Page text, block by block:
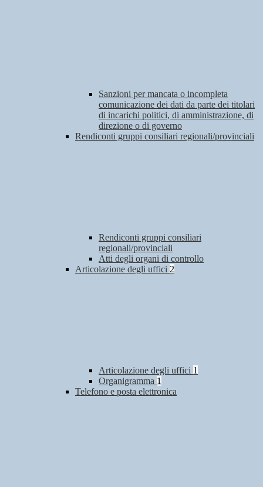
Sanzioni per mancata o incompleta
comunicazione dei dati da parte dei titolari
di incarichi politici, di amministrazione, di
direzione o di governo
Rendiconti gruppi consiliari regionali/provinciali
Rendiconti gruppi consiliari
regionali/provinciali
Atti degli organi di controllo
Articolazione degli uffici 2
Articolazione degli uffici 1
Organigramma 1
Telefono e posta elettronica